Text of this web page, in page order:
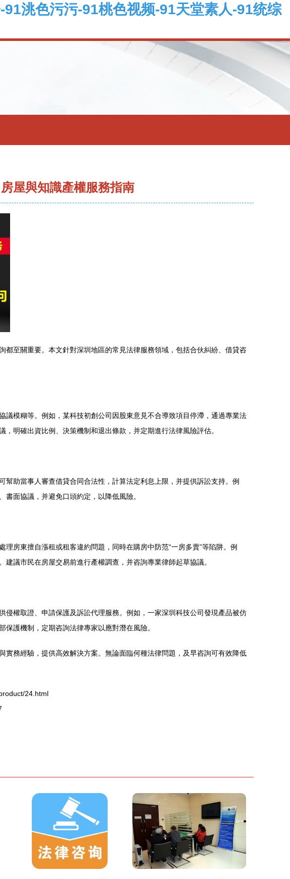
洮色污污-91桃色视频-91天堂素人-91统综
屋與知識產權服務指南
至關重要。本文針對深圳地區的常見法律服務領域，包括合伙糾紛、借貸咨
模糊等。例如，某科技初創公司因股東意見不合導致項目停滯，通過專業法
明確出資比例、決策機制和退出條款，并定期進行法律風險評估。
助當事人審查借貸合同合法性，計算法定利息上限，并提供訴訟支持。例
面協議，并避免口頭約定，以降低風險。
房東擅自漲租或租客違約問題，同時在購房中防范“一房多賣”等陷阱。例
議市民在房屋交易前進行產權調查，并咨詢專業律師起草協議。
權取證、申請保護及訴訟代理服務。例如，一家深圳科技公司發現產品被仿
護機制，定期咨詢法律專家以應對潛在風險。
務經驗，提供高效解決方案。無論面臨何種法律問題，及早咨詢可有效降低
24.html